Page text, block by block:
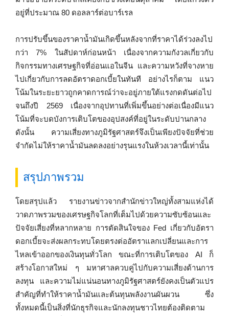
อยู่ที่ประมาณ 80 ดอลลาร์ต่อบาร์เรล
การปรับขึ้นของราคาน้ำมันเกิดขึ้นหลังจากที่ราคาได้ร่วงลงไป
กว่า 7% ในสัปดาห์ก่อนหน้า เนื่องจากความกังวลเกี่ยวกับ
กิจกรรมทางเศรษฐกิจที่อ่อนแอในจีน และความหวังที่จางหาย
ไปเกี่ยวกับการลดอัตราดอกเบี้ยในทันที อย่างไรก็ตาม แนว
โน้มในระยะยาวถูกคาดการณ์ว่าจะอยู่ภายใต้แรงกดดันต่อไป
จนถึงปี 2569 เนื่องจากอุปทานที่เพิ่มขึ้นอย่างต่อเนื่องมีแนว
โน้มที่จะบดบังการเติบโตของอุปสงค์ที่อยู่ในระดับปานกลาง
ดังนั้น ความเสี่ยงทางภูมิรัฐศาสตร์จึงเป็นเพียงปัจจัยที่ช่วย
จำกัดไม่ให้ราคาน้ำมันลดลงอย่างรุนแรงในห้วงเวลานี้เท่านั้น
สรุปภาพรวม
โดยสรุปแล้ว รายงานข่าวจากสำนักข่าวใหญ่ทั้งสามแห่งได้
วาดภาพรวมของเศรษฐกิจโลกที่เต็มไปด้วยความซับซ้อนและ
ปัจจัยเสี่ยงที่หลากหลาย การตัดสินใจของ Fed เกี่ยวกับอัตรา
ดอกเบี้ยจะส่งผลกระทบโดยตรงต่ออัตราแลกเปลี่ยนและการ
ไหลเข้าออกของเงินทุนทั่วโลก ขณะที่การเติบโตของ AI ก็
สร้างโอกาสใหม่ ๆ มหาศาลควบคู่ไปกับความเสี่ยงด้านการ
ลงทุน และความไม่แน่นอนทางภูมิรัฐศาสตร์ยังคงเป็นตัวแปร
สำคัญที่ทำให้ราคาน้ำมันและต้นทุนพลังงานผันผวน ซึ่ง
ทั้งหมดนี้เป็นสิ่งที่นักธุรกิจและนักลงทุนชาวไทยต้องติดตาม